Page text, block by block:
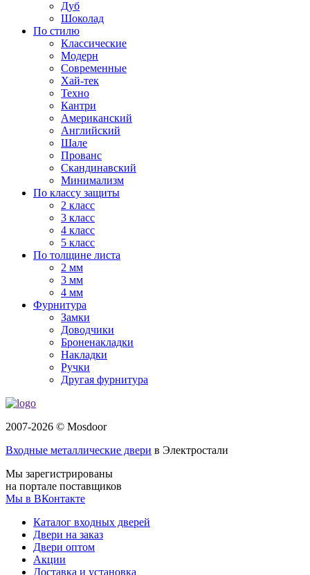
Дуб
Шоколад
По стилю
Классические
Модерн
Современные
Хай-тек
Техно
Кантри
Американский
Английский
Шале
Прованс
Скандинавский
Минимализм
По классу защиты
2 класс
3 класс
4 класс
5 класс
По толщине листа
2 мм
3 мм
4 мм
Фурнитура
Замки
Доводчики
Броненакладки
Накладки
Ручки
Другая фурнитура
2007-2026 © Mosdoor
Входные металлические двери в Электростали
Мы зарегистрированы
на портале поставщиков
Мы в ВКонтакте
Каталог входных дверей
Двери на заказ
Двери оптом
Акции
Доставка и установка